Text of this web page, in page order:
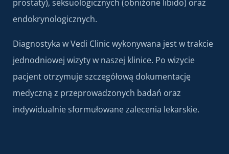
prostaty), seksuologicznych (obniżone libido) oraz
endokrynologicznych.
Diagnostyka w Vedi Clinic wykonywana jest w trakcie
jednodniowej wizyty w naszej klinice. Po wizycie
pacjent otrzymuje szczegółową dokumentację
medyczną z przeprowadzonych badań oraz
indywidualnie sformułowane zalecenia lekarskie.